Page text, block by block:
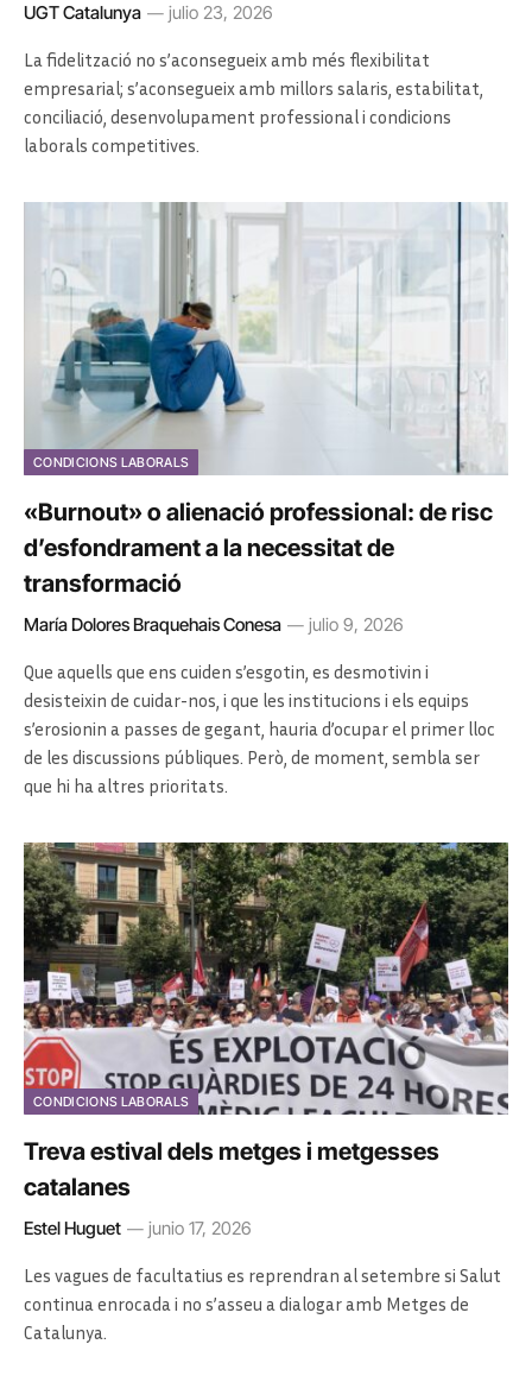
UGT Catalunya julio 23, 2026
La fidelització no s’aconsegueix amb més flexibilitat
empresarial; s’aconsegueix amb millors salaris, estabilitat,
conciliació, desenvolupament professional i condicions
laborals competitives.
CONDICIONS LABORALS
«Burnout» o alienació professional: de risc
d’esfondrament a la necessitat de
transformació
María Dolores Braquehais Conesa julio 9, 2026
Que aquells que ens cuiden s’esgotin, es desmotivin i
desisteixin de cuidar-nos, i que les institucions i els equips
s’erosionin a passes de gegant, hauria d’ocupar el primer lloc
de les discussions públiques. Però, de moment, sembla ser
que hi ha altres prioritats.
CONDICIONS LABORALS
Treva estival dels metges i metgesses
catalanes
Estel Huguet junio 17, 2026
Les vagues de facultatius es reprendran al setembre si Salut
continua enrocada i no s’asseu a dialogar amb Metges de
Catalunya.